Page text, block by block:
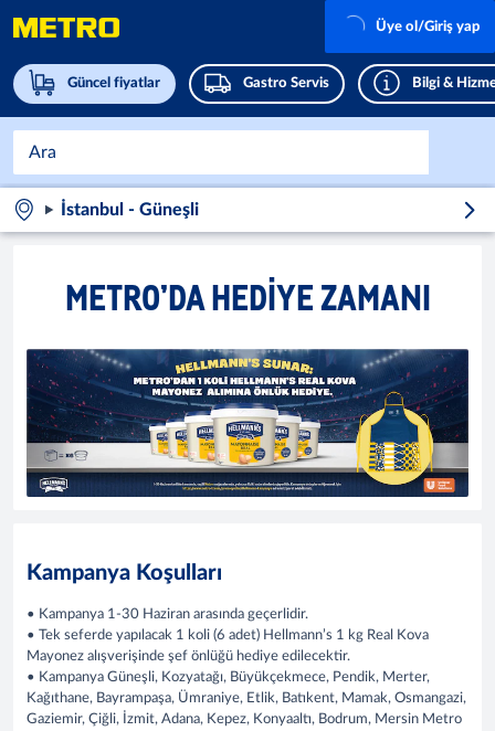
Güncel fiyatlar Gastro Servis Bilgi &
Üye ol/Giriş yap
İstanbul - Güneşli
METRO’DA HEDIYE ZAMANI
Kampanya Koşulları
• Kampanya 1-30 Haziran arasında geçerlidir.
• Tek seferde yapılacak 1 koli (6 adet) Hellmann’s 1 kg Real Kova
Mayonez alışverişinde şef önlüğü hediye edilecektir.
• Kampanya Güneşli, Kozyatağı, Büyükçekmece, Pendik, Merter,
Kağıthane, Bayrampaşa, Ümraniye, Etlik, Batıkent, Mamak, Osmangazi,
Gaziemir, Çiğli, İzmit, Adana, Kepez, Konyaaltı, Bodrum, Mersin Metro